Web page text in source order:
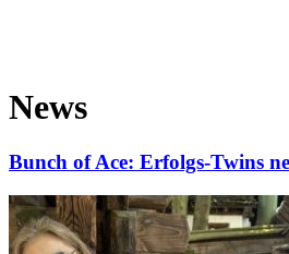
News
Bunch of Ace: Erfolgs-Twins